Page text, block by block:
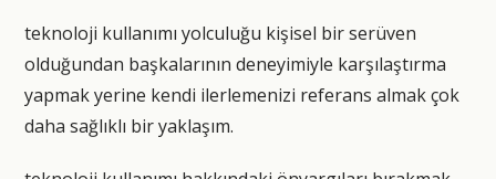
teknoloji kullanımı yolculuğu kişisel bir serüven
olduğundan başkalarının deneyimiyle karşılaştırma
yapmak yerine kendi ilerlemenizi referans almak çok
daha sağlıklı bir yaklaşım.